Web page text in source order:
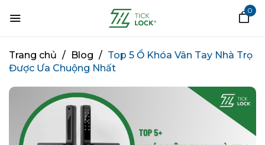
0
Trang chủ / Blog / Top 5 Ổ Khóa Vân Tay Nhà Trọ
Được Ưa Chuộng Nhất